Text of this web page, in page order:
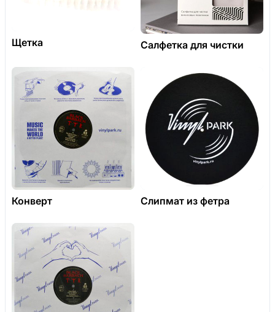
Щетка Салфетка для чистки
Конверт Слипмат из фетра